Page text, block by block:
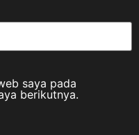
saya pada
berikutnya.